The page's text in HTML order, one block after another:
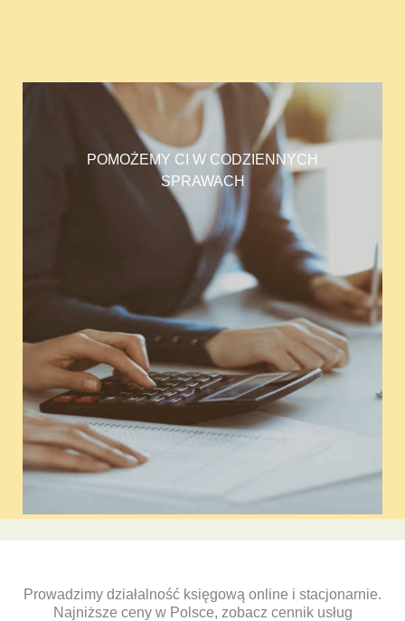
POMOŻEMY CI W CODZIENNYCH
SPRAWACH
Prowadzimy działalność księgową online i stacjonarnie.
Najniższe ceny w Polsce, zobacz cennik usług